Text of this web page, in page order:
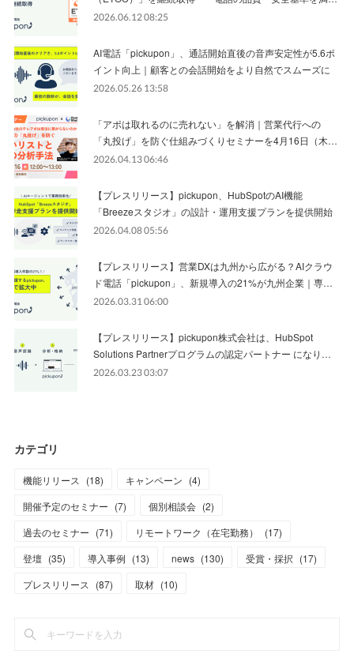
2026.06.12 08:25
AI電話「pickupon」、通話開始直後の音声安定性が5.6ポ
イント向上｜顧客との会話開始をより自然でスムーズに
2026.05.26 13:58
「アポは取れるのに売れない」を解消｜営業代行への
「丸投げ」を防ぐ仕組みづくりセミナーを4月16日（木…
2026.04.13 06:46
【プレスリリース】pickupon、HubSpotのAI機能
「Breezeスタジオ」の設計・運用支援プランを提供開始
2026.04.08 05:56
【プレスリリース】営業DXは九州から広がる？AIクラウ
ド電話「pickupon」、新規導入の21%が九州企業｜専…
2026.03.31 06:00
【プレスリリース】pickupon株式会社は、HubSpot
Solutions Partnerプログラムの認定パートナー になり…
2026.03.23 03:07
カテゴリ
機能リリース (18) キャンペーン (4)
開催予定のセミナー (7) 個別相談会 (2)
過去のセミナー (71) リモートワーク（在宅勤務） (17)
登壇 (35) 導入事例 (13) news (130) 受賞・採択 (17)
プレスリリース
(87) 取材 (10)